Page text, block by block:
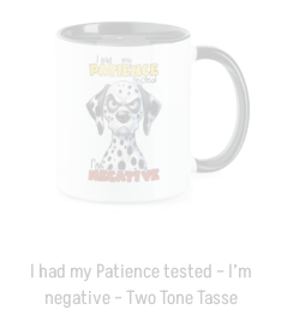
I had my Patience tested – I’m
negative – Two Tone Tasse